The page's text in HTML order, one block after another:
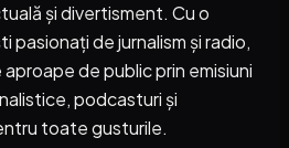
și divertisment. Cu o
pasionați de jurnalism și radio,
de public prin emisiuni
podcasturi și
toate gusturile.